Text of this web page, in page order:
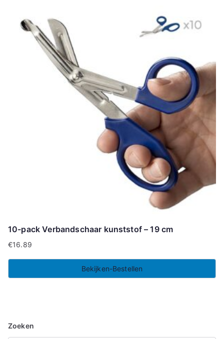
10-pack Verbandschaar kunststof – 19 cm
€16.89
Bekijken-Bestellen
Zoeken